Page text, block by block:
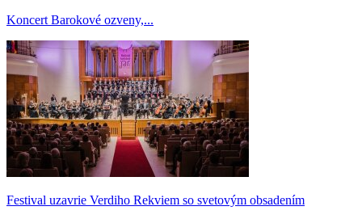
Koncert Barokové ozveny,...
Festival uzavrie Verdiho Rekviem so svetovým obsadením